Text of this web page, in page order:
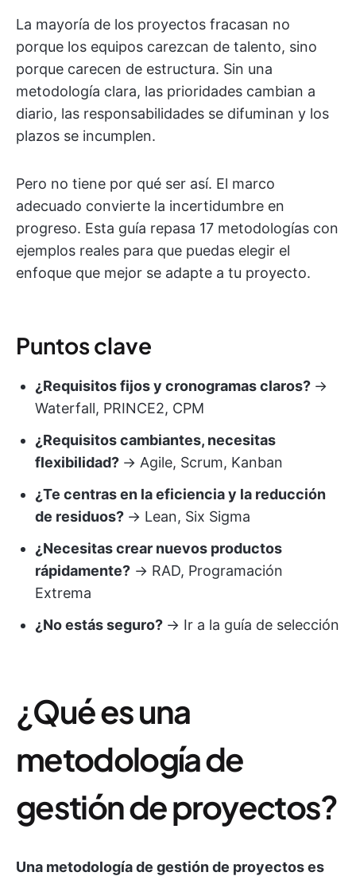
La mayoría de los proyectos fracasan no
porque los equipos carezcan de talento, sino
porque carecen de estructura. Sin una
metodología clara, las prioridades cambian a
diario, las responsabilidades se difuminan y los
plazos se incumplen.
Pero no tiene por qué ser así. El marco
adecuado convierte la incertidumbre en
progreso. Esta guía repasa 17 metodologías con
ejemplos reales para que puedas elegir el
enfoque que mejor se adapte a tu proyecto.
Puntos clave
¿Requisitos fijos y cronogramas claros? →
Waterfall, PRINCE2, CPM
¿Requisitos cambiantes, necesitas
flexibilidad? → Agile, Scrum, Kanban
¿Te centras en la eficiencia y la reducción
de residuos? → Lean, Six Sigma
¿Necesitas crear nuevos productos
rápidamente? → RAD, Programación
Extrema
¿No estás seguro? → Ir a la guía de selección
¿Qué es una
metodología de
gestión de proyectos?
Una metodología de gestión de proyectos es